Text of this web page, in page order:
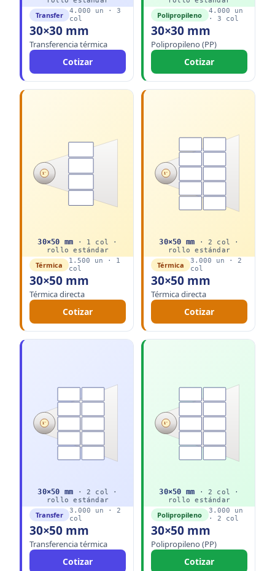
Transfer 4.000 un ·3
col
30×30 mm
Transferencia térmica
Cotizar
Polipropileno 4.000 un
· 3 col
30×30 mm
Polipropileno (PP)
Cotizar
1"
30×50 mm · 1 col ·
rolloestándar
Térmica 1.500 un · 1
col
30×50 mm
Térmica directa
Cotizar
1"
30×50 mm · 2 col ·
rolloestándar
Térmica 3.000 un ·2
col
30×50 mm
Térmica directa
Cotizar
1"
30×50 mm · 2 col ·
rolloestándar
Transfer 3.000 un ·2
col
30×50 mm
Transferencia térmica
Cotizar
1"
30×50 mm · 2 col ·
rolloestándar
Polipropileno 3.000 un
· 2 col
30×50 mm
Polipropileno (PP)
Cotizar